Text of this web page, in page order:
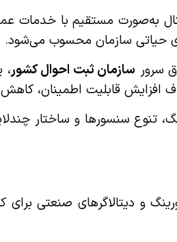
به‌صورت مستقیم با خدمات
حیاتی سازمان محسوب می‌شود.
سرور سازمان ثبت احوال کشور،
افزایش قابلیت اطمینان،
و دیتالاگرهای صنعتی